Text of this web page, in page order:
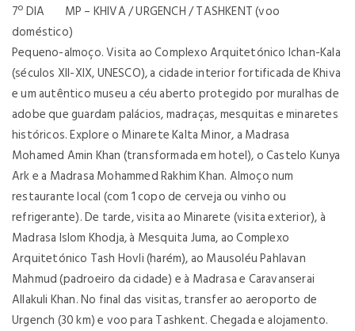
7º DIA MP – KHIVA / URGENCH / TASHKENT (voo
doméstico)
Pequeno-almoço. Visita ao Complexo Arquitetónico Ichan-Kala
(séculos XII-XIX, UNESCO), a cidade interior fortificada de Khiva
e um autêntico museu a céu aberto protegido por muralhas de
adobe que guardam palácios, madraças, mesquitas e minaretes
históricos. Explore o Minarete Kalta Minor, a Madrasa
Mohamed Amin Khan (transformada em hotel), o Castelo Kunya
Ark e a Madrasa Mohammed Rakhim Khan. Almoço num
restaurante local (com 1 copo de cerveja ou vinho ou
refrigerante). De tarde, visita ao Minarete (visita exterior), à
Madrasa Islom Khodja, à Mesquita Juma, ao Complexo
Arquitetónico Tash Hovli (harém), ao Mausoléu Pahlavan
Mahmud (padroeiro da cidade) e à Madrasa e Caravanserai
Allakuli Khan. No final das visitas, transfer ao aeroporto de
Urgench (30 km) e voo para Tashkent. Chegada e alojamento.